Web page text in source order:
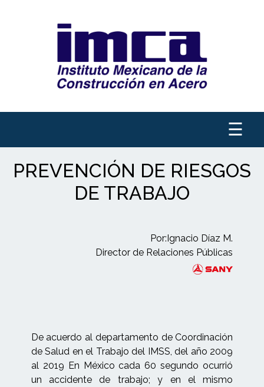
☰
PREVENCIÓN DE RIESGOS
DE TRABAJO
Por:Ignacio Díaz M.
Director de Relaciones Públicas
De acuerdo al departamento de Coordinación
de Salud en el Trabajo del IMSS, del año 2009
al 2019 En México cada 60 segundo ocurrió
un accidente de trabajo; y en el mismo